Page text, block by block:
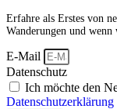
Erfahre als Erstes von
Wanderungen und
E-Mail
Datenschutz
Ich möchte den
Datenschutzerklärung